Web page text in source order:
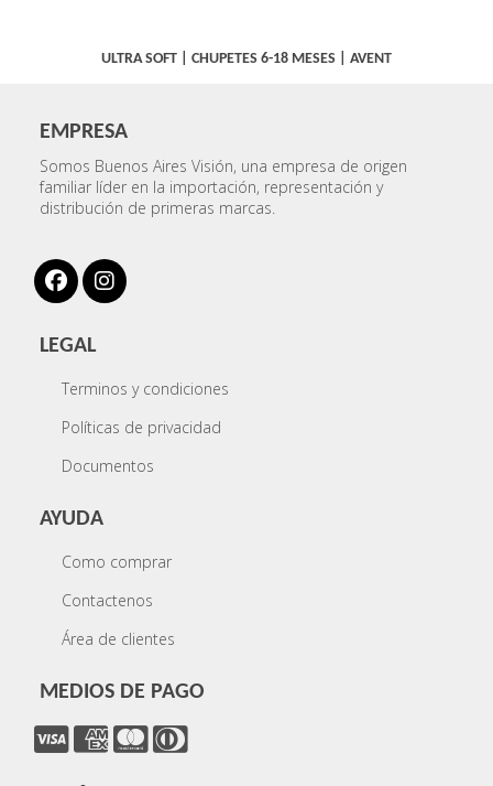
ULTRA SOFT CHUPETES 6-18 MESES AVENT
EMPRESA
Somos Buenos Aires Visión, una empresa de origen
familiar líder en la importación, representación y
distribución de primeras marcas.
LEGAL
Terminos y condiciones
Políticas de privacidad
Documentos
AYUDA
Como comprar
Contactenos
Área de clientes
MEDIOS DE PAGO